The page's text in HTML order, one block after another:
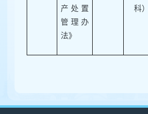
产处置
管理办
法》
科）